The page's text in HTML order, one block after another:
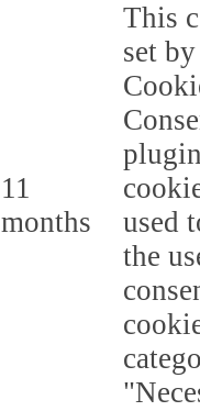
11
months
This
set
used
the